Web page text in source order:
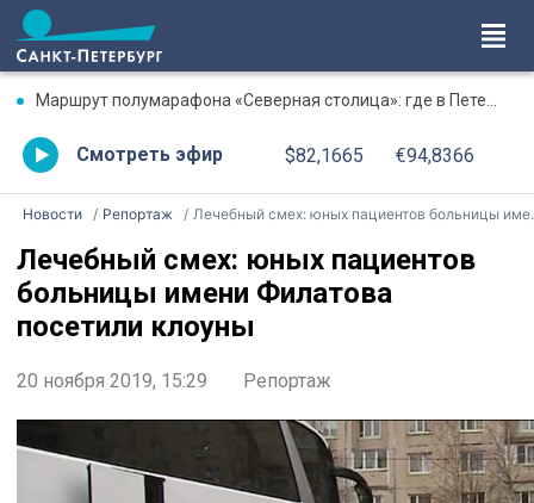
Маршрут полумарафона «Северная столица»: где в Петербурге будут перекрыты дороги 9 августа
Смотреть эфир $82,1665 €94,8366
Новости Репортаж Лечебный смех: юных пациентов больницы имени Филатова посетили клоуны
Лечебный смех: юных пациентов
больницы имени Филатова
посетили клоуны
20 ноября 2019, 15:29 Репортаж